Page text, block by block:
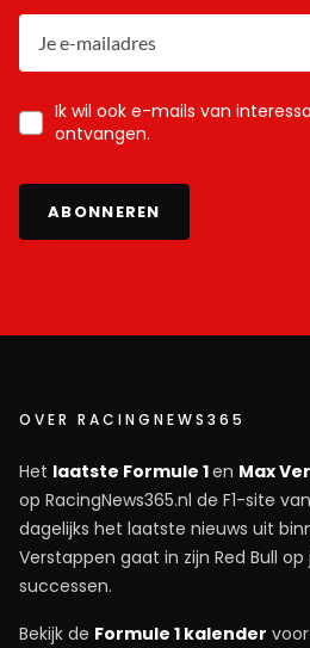
Ik wil ook e-mails van
ontvangen.
ABONNEREN
OVER RACINGNEWS365
Het laatste Formule 1en Max
op RacingNews365.nl de F1-site
dagelijks het laatste nieuws uit
Verstappen gaat in zijn Red Bull
successen.
Bekijk de Formule 1 kalender